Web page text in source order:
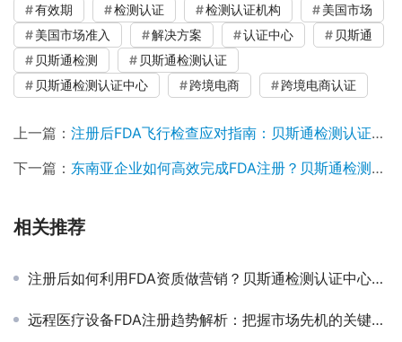
有效期
检测认证 检测认证机构
美国市场
美国市场准入
解决方案 认证中心
贝斯通
贝斯通检测
贝斯通检测认证
贝斯通检测认证中心
跨境电商 跨境电商认证
上一篇： 注册后FDA飞行检查应对指南：贝斯通检测认证中心为您保驾护航
下一篇： 东南亚企业如何高效完成FDA注册？贝斯通检测认证中心专业指南
相关推荐
注册后如何利用FDA资质做营销？贝斯通检测认证中心为您支招
远程医疗设备FDA注册趋势解析：把握市场先机的关键一步